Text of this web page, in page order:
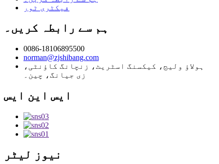
فیکٹری ٹور
ہم سے رابطہ کریں۔
0086-18106895500
norman@zjshibang.com
ہولاؤ ولیج، کیکسنگ اسٹریٹ، زنچانگ کاؤنٹی،
زی جیانگ، چین۔
ایس این ایس
نیوز لیٹر